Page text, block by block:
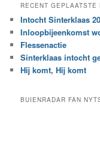
e
e
n
b
e
a
k
i
n
h
e
t
c
RECENT GEPLAATSTE
Intocht Sinterklaas
Inloopbijeenkomst
Flessenactie
Sinterklaas intocht
Hij komt, Hij komt
BUIENRADAR FAN